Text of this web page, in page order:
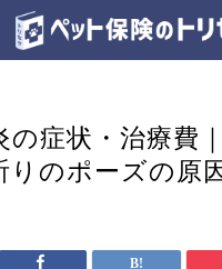
の症状・治療費
りのポーズの原